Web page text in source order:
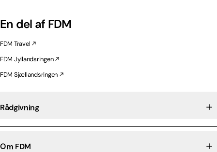
En del af FDM
FDM Travel
FDM Jyllandsringen
FDM Sjællandsringen
Rådgivning
Om FDM